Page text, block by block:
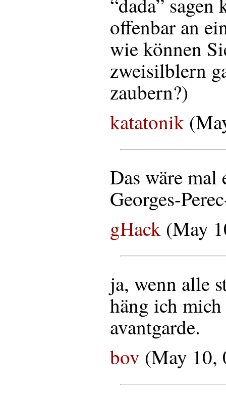
offenbar an
wie können
zweisilblern
zaubern?)
katatonik
Das wäre mal
Georges-
gHack (May
ja, wenn alle
häng ich
avantgarde.
bov (May 10,